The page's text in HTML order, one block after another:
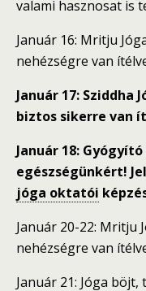
valami hasznosat is
Január 16: Mritju
nehézségre van
Január 17: Sziddha
biztos sikerre van
Január 18:
egészségünkért!
jóga oktatói
Január 20-22: Mritju
nehézségre van
Január 21: Jóga